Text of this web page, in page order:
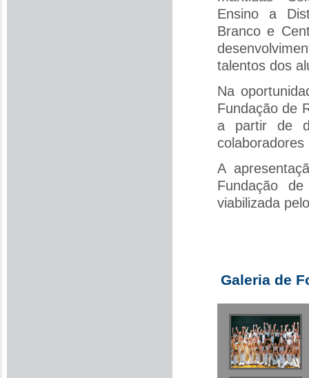
Ensino a
Branco e
talentos dos
Na
Fundação de
a partir de
colaboradores
A
Fundação
viabilizada
Galeria de